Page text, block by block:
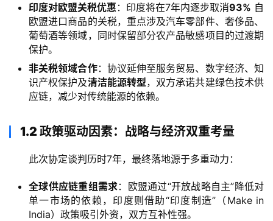
印度对欧盟关税优惠 ：印度将在7年内逐步取消93% 自
欧盟进口商品的关税，重点涉及汽车零部件、奢侈品、
葡萄酒等领域，同时保留部分农产品敏感项目的过渡期
保护。
非关税领域合作：协议延伸至服务贸易、数字经济、知
识产权保护及清洁能源转型，双方承诺共建绿色技术供
应链，减少对传统能源的依赖。
1.2 政策驱动因素：战略与经济双重考量
此次协定谈判历时7年，最终落地源于多重动力：
全球供应链重组需求：欧盟通过“开放战略自主”降低对
单一市场的依赖，印度则借助“印度制造”（Make in
India）政策吸引外资，双方互补性强。